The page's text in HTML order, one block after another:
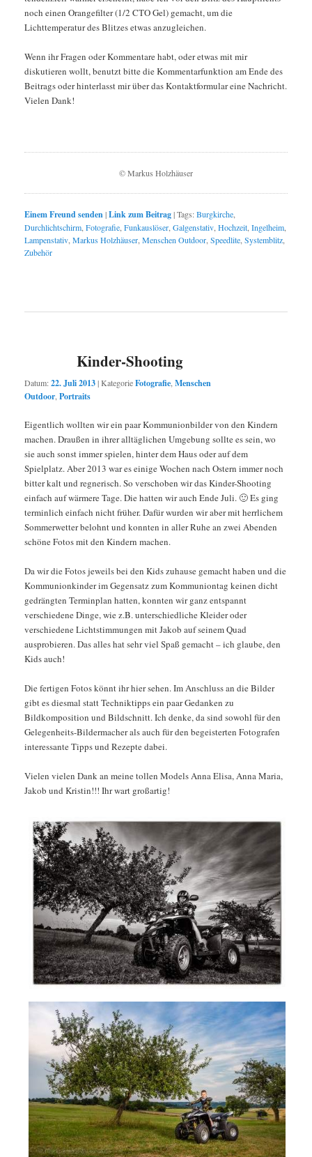
noch einen Orangefilter (1/2 CTO Gel) gemacht, um die
Lichttemperatur des Blitzes etwas anzugleichen.
Wenn ihr Fragen oder Kommentare habt, oder etwas mit mir
diskutieren wollt, benutzt bitte die Kommentarfunktion am Ende des
Beitrags oder hinterlasst mir über das Kontaktformular eine Nachricht.
Vielen Dank!
© Markus Holzhäuser
Einem Freund senden|Link zum Beitrag|Tags:Burgkirche,
Durchlichtschirm,Fotografie,Funkauslöser,Galgenstativ,Hochzeit,Ingelheim,
Lampenstativ,Markus Holzhäuser,Menschen Outdoor,Speedlite,Systemblitz,
Zubehör
Kinder-Shooting
Datum:22. Juli 2013|KategorieFotografie, Menschen
Outdoor, Portraits
Eigentlich wollten wir ein paar Kommunionbilder von den Kindern
machen. Draußen in ihrer alltäglichen Umgebung sollte es sein, wo
sie auch sonst immer spielen, hinter dem Haus oder auf dem
Spielplatz. Aber 2013 war es einige Wochen nach Ostern immer noch
bitter kalt und regnerisch. So verschoben wir das Kinder-Shooting
einfach auf wärmere Tage. Die hatten wir auch Ende Juli. 🙂 Es ging
terminlich einfach nicht früher. Dafür wurden wir aber mit herrlichem
Sommerwetter belohnt und konnten in aller Ruhe an zwei Abenden
schöne Fotos mit den Kindern machen.
Da wir die Fotos jeweils bei den Kids zuhause gemacht haben und die
Kommunionkinder im Gegensatz zum Kommuniontag keinen dicht
gedrängten Terminplan hatten, konnten wir ganz entspannt
verschiedene Dinge, wie z.B. unterschiedliche Kleider oder
verschiedene Lichtstimmungen mit Jakob auf seinem Quad
ausprobieren. Das alles hat sehr viel Spaß gemacht – ich glaube, den
Kids auch!
Die fertigen Fotos könnt ihr hier sehen. Im Anschluss an die Bilder
gibt es diesmal statt Techniktipps ein paar Gedanken zu
Bildkomposition und Bildschnitt. Ich denke, da sind sowohl für den
Gelegenheits-Bildermacher als auch für den begeisterten Fotografen
interessante Tipps und Rezepte dabei.
Vielen vielen Dank an meine tollen Models Anna Elisa, Anna Maria,
Jakob und Kristin!!! Ihr wart großartig!